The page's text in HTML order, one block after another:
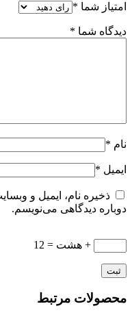
امتیاز شما *
دیدگاه شما *
نام *
ایمیل *
ذخیره نام، ایمیل و
دوباره دیدگاهی می‌نویسم.
+ هشت = 12
محصولات مرتبط